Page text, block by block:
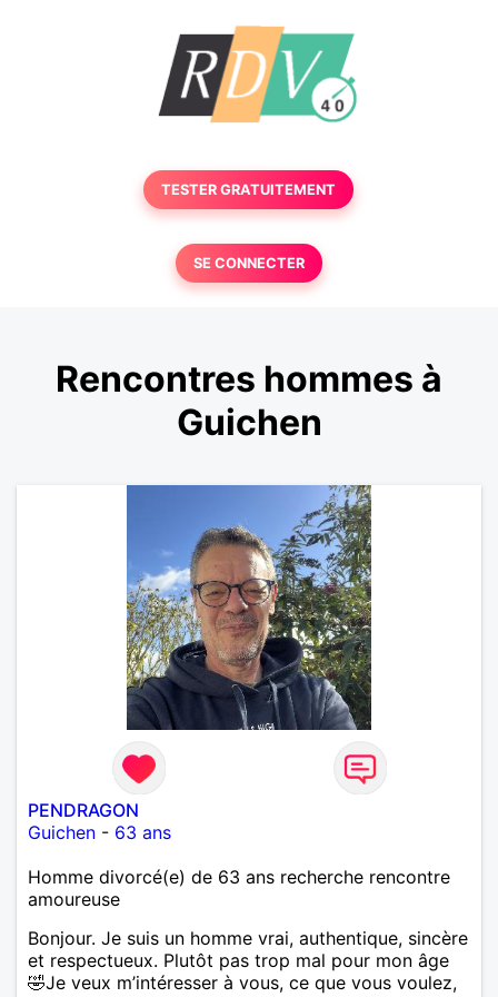
TESTER GRATUITEMENT
SE CONNECTER
Rencontres hommes à
Guichen
PENDRAGON
Guichen - 63 ans
Homme divorcé(e) de 63 ans recherche rencontre
amoureuse
Bonjour. Je suis un homme vrai, authentique, sincère
et respectueux. Plutôt pas trop mal pour mon âge
🤣Je veux m’intéresser à vous, ce que vous voulez,